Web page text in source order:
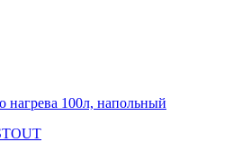
нагрева 100л, напольный